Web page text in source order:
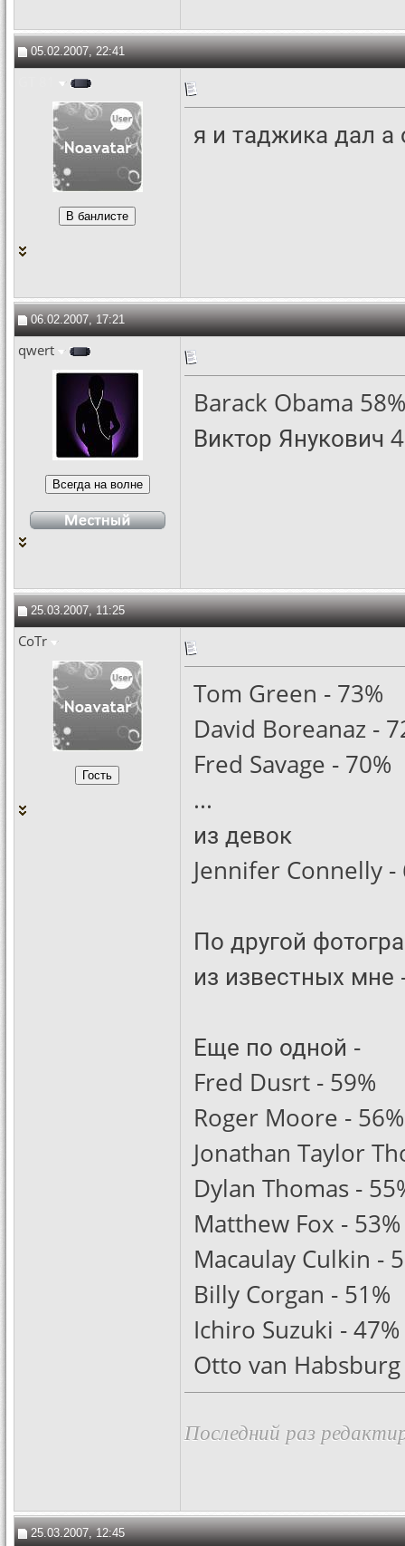
05.02.2007, 22:41
я и таджика дал а
06.02.2007, 17:21
qwert
Barack Obama 58%
Виктор Янукович
25.03.2007, 11:25
CoTr
Tom Green - 73%
David Boreanaz -
Fred Savage - 70%
...
из девок
Jennifer Connelly -
По другой
из известных
Еще по одной -
Fred Dusrt - 59%
Roger Moore - 56%
Jonathan Taylor
Dylan Thomas -
Matthew Fox - 53%
Macaulay Culkin -
Billy Corgan - 51%
Ichiro Suzuki - 47%
Otto van Habsburg
Последний раз
25.03.2007, 12:45